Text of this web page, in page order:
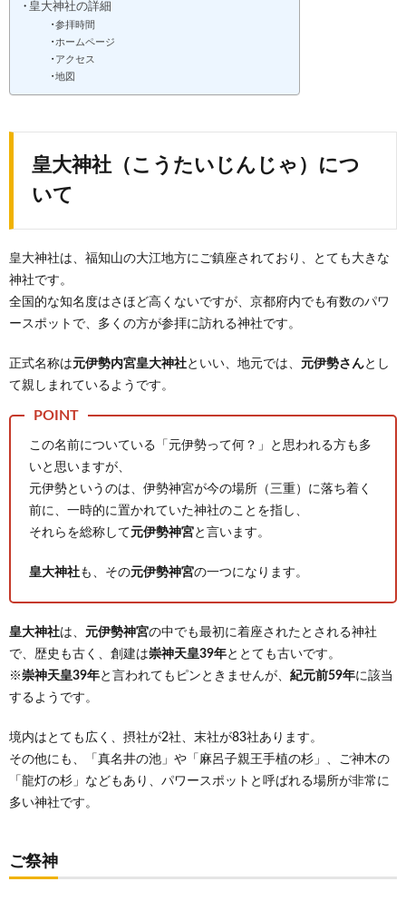
皇大神社の詳細
参拝時間
ホームページ
アクセス
地図
皇大神社（こうたいじんじゃ）につ
いて
皇大神社は、福知山の大江地方にご鎮座されており、とても大きな
神社です。
全国的な知名度はさほど高くないですが、京都府内でも有数のパワ
ースポットで、多くの方が参拝に訪れる神社です。
正式名称は元伊勢内宮皇大神社といい、地元では、 元伊勢さんとし
て親しまれているようです。
この名前についている「元伊勢って何？」と思われる方も多
いと思いますが、
元伊勢というのは、伊勢神宮が今の場所（三重）に落ち着く
前に、一時的に置かれていた神社のことを指し、
それらを総称して元伊勢神宮と言います。
皇大神社も、その元伊勢神宮の一つになります。
皇大神社は、 元伊勢神宮の中でも最初に着座されたとされる神社
で、歴史も古く、創建は崇神天皇39年ととても古いです。
※崇神天皇39年と言われてもピンときませんが、 紀元前59年に該当
するようです。
境内はとても広く、摂社が2社、末社が83社あります。
その他にも、「真名井の池」や「麻呂子親王手植の杉」、ご神木の
「龍灯の杉」などもあり、パワースポットと呼ばれる場所が非常に
多い神社です。
ご祭神